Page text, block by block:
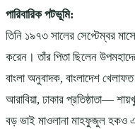
পারিবারিক পটভূমি:
তিনি ১৯৭৩ সালের সেপ্টেম্বর
করেন। তাঁর পিতা ছিলেন
বাংলা অনুবাদক, বাংলাদেশ
আরাবিয়া, ঢাকার প্রতিষ্ঠাতা—
বড় ভাই মাওলানা মাহফুজুল হকও